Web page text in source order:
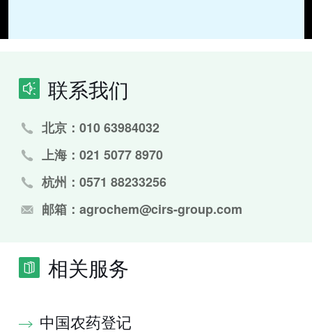
联系我们
北京：010 63984032
上海：021 5077 8970
杭州：0571 88233256
邮箱：agrochem@cirs-group.com
相关服务
中国农药登记